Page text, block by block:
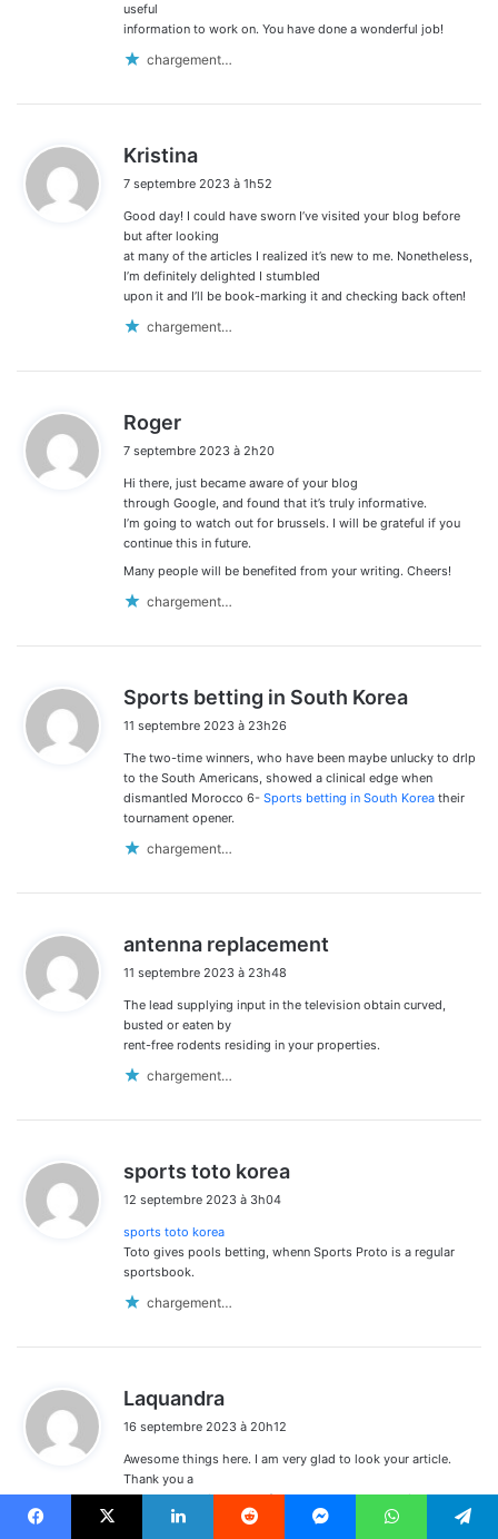
useful
information to work on. You have done a wonderful job!
chargement…
Kristina
t
:
7 septembre 2023 à 1h52
Good day! I could have sworn I’ve visited your blog before
but after looking
at many of the articles I realized it’s new to me. Nonetheless,
I’m definitely delighted I stumbled
upon it and I’ll be book-marking it and checking back often!
chargement…
Roger
t
:
7 septembre 2023 à 2h20
Hi there, just became aware of your blog
through Google, and found that it’s truly informative.
I’m going to watch out for brussels. I will be grateful if you
continue this in future.
Many people will be benefited from your writing. Cheers!
chargement…
Sports betting in South Korea
:
11 septembre 2023 à 23h26
The two-time winners, who have been maybe unlucky to drlp
to the South Americans, showed a clinical edge when
dismantled Morocco 6- Sports betting in South Korea their
tournament opener.
chargement…
antenna replacement
11 septembre 2023 à 23h48
The lead supplying input in the television obtain curved,
busted or eaten by
rent-free rodents residing in your properties.
chargement…
sports toto korea
:
12 septembre 2023 à 3h04
sports toto korea
Toto gives pools betting, whenn Sports Proto is a regular
sportsbook.
chargement…
Laquandra
t
16 septembre 2023 à 20h12
Awesome things here. I am very glad to look your article.
Thank you a
lot and I’m having a look forward to touch you. Will you
please drop me a mail?